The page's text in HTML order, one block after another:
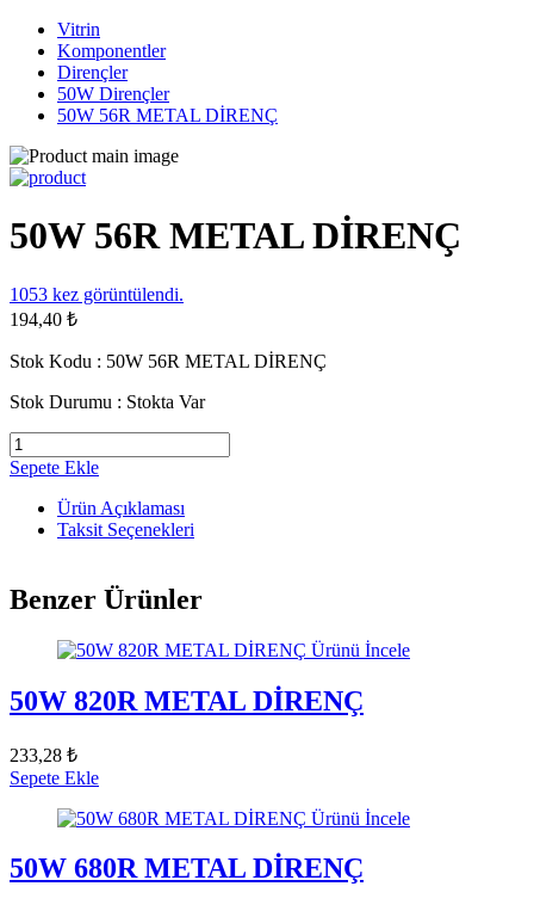
Vitrin
Komponentler
Dirençler
50W Dirençler
50W 56R METAL DİRENÇ
50W 56R METAL DİRENÇ
1053 kez görüntülendi.
194,40 ₺
Stok Kodu : 50W 56R METAL DİRENÇ
Stok Durumu : Stokta Var
Sepete Ekle
Ürün Açıklaması
Taksit Seçenekleri
Benzer Ürünler
Ürünü İncele
50W 820R METAL DİRENÇ
233,28 ₺
Sepete Ekle
Ürünü İncele
50W 680R METAL DİRENÇ